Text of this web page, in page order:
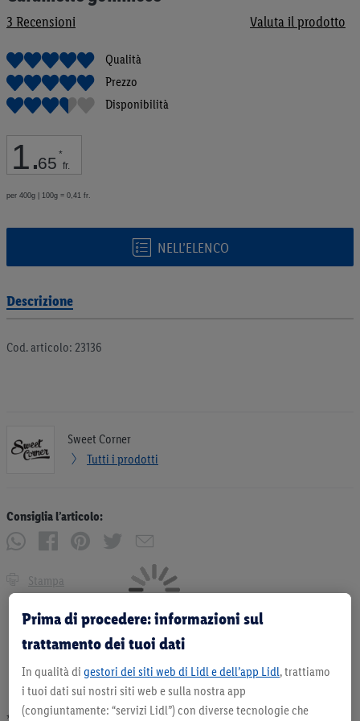
3 Recensioni Valuta il prodotto
Qualità
Prezzo
Disponibilità
1.65 *
fr.
per 400g | 100g = 0,41 fr.
NELL’ELENCO
di
Descrizione
Cod. articolo: 23136
Sweet Corner
Tutti i prodotti
Consiglia l’articolo:
Stampa
Prima di procedere: informazioni sul
trattamento dei tuoi dati
In qualità di gestori dei siti web di Lidl e dell’app Lidl, trattiamo
i tuoi dati sui nostri siti web e sulla nostra app
(congiuntamente: “servizi Lidl”) con diverse tecnologie che